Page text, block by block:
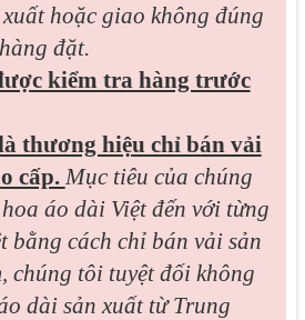
hoặc giao không đúng
đặt.
kiểm tra hàng trước
thương hiệu chỉ bán vải
cấp. Mục tiêu của chúng
áo dài Việt đến với từng
bằng cách chỉ bán vải sản
chúng tôi tuyệt đối không
dài sản xuất từ Trung